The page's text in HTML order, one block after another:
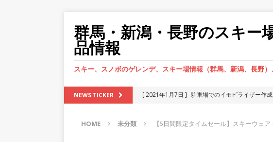
群馬・新潟・長野のスキー
品情報
スキー、スノボのゲレンデ、スキー場情報（群馬、新潟、長野
NEWS TICKER [ 2021年1月7日 ] 駐車場でのイモビライザー作
[ 2021年1月2日 ] 駐車場での鍵交換・鍵作成な
HOME 未分類 【5日間限定タイムセール】スキーウェ